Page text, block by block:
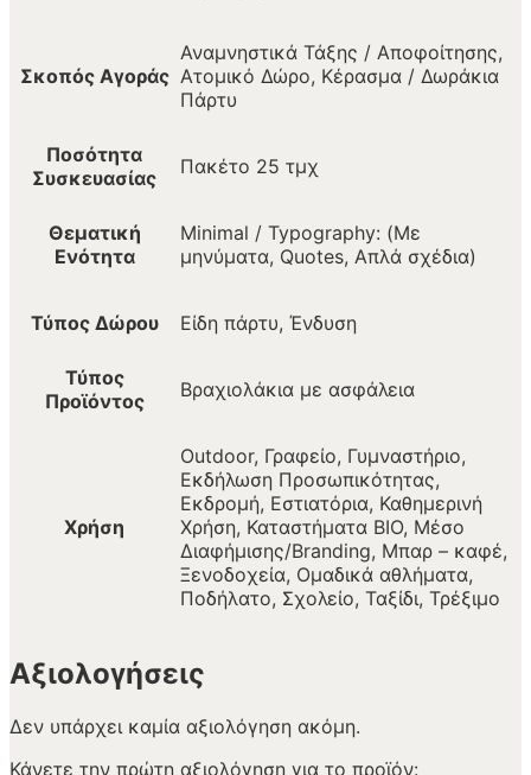
Σκοπός Αγοράς
Αναμνηστικά Τάξης / Αποφοίτησης,
Ατομικό Δώρο, Κέρασμα / Δωράκια
Πάρτυ
Ποσότητα
Συσκευασίας
Πακέτο 25 τμχ
Θεματική
Ενότητα
Minimal / Typography: (Με
μηνύματα, Quotes, Απλά σχέδια)
Τύπος Δώρου Είδη πάρτυ, Ένδυση
Τύπος
Προϊόντος
Βραχιολάκια με ασφάλεια
Χρήση
Outdoor, Γραφείο, Γυμναστήριο,
Εκδήλωση Προσωπικότητας,
Εκδρομή, Εστιατόρια, Καθημερινή
Χρήση, Καταστήματα BIO, Μέσο
Διαφήμισης/Branding, Μπαρ – καφέ,
Ξενοδοχεία, Ομαδικά αθλήματα,
Ποδήλατο, Σχολείο, Ταξίδι, Τρέξιμο
Αξιολογήσεις
Δεν υπάρχει καμία αξιολόγηση ακόμη.
Κάνετε την πρώτη αξιολόγηση για το προϊόν: